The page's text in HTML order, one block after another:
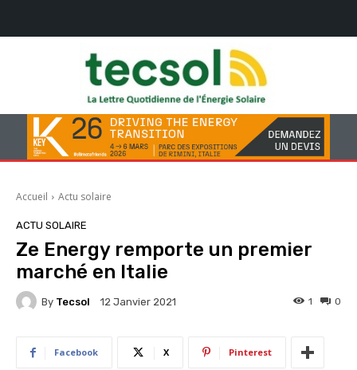
Accueil Actu solaire
ACTU SOLAIRE
Ze Energy remporte un premier
marché en Italie
By Tecsol 12 Janvier 2021 0
1
Facebook X Pinterest